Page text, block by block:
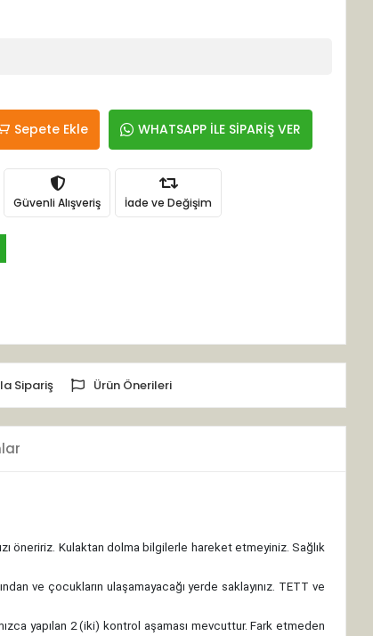
Sepete Ekle WHATSAPP İLE SİPARİŞ VER
Güvenli Alışveriş İade ve Değişim
Sipariş Ürün Önerileri
öneririz. Kulaktan dolma bilgilerle hareket etmeyiniz. Sağlık
ve çocukların ulaşamayacağı yerde saklayınız. TETT ve
yapılan 2 (iki) kontrol aşaması mevcuttur. Fark etmeden